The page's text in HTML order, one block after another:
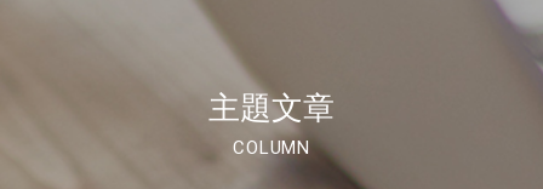
主題文章
COLUMN